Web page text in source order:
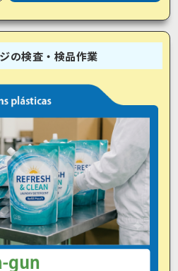
の検査・検品作業